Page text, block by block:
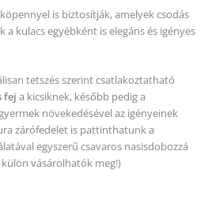
is biztosítják, amelyek csodás
kulacs egyébként is elegáns és igényes
tetszés szerint csatlakoztatható
fej a kicsiknek, később pedig a
növekedésével az igényeinek
zárófedelet is pattinthatunk a
egyszerű csavaros nasisdobozzá
vásárolhatók meg!)